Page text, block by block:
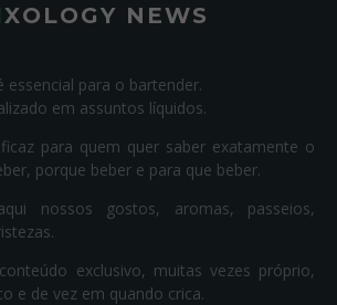
NEWS
essencial para o bartender.
em assuntos líquidos.
para quem quer saber exatamente o
porque beber e para que beber.
nossos gostos, aromas, passeios,
exclusivo, muitas vezes próprio,
e de vez em quando crica.